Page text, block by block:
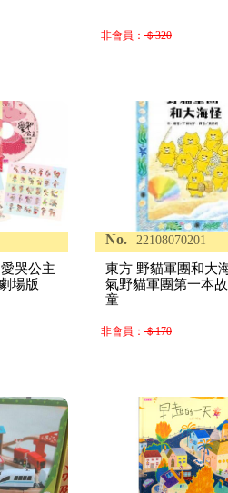
非會員： ＄320
哭公主
場版
No. 22108070201
東方 野貓軍團和大
氣野貓軍團第一本
童
非會員： ＄170